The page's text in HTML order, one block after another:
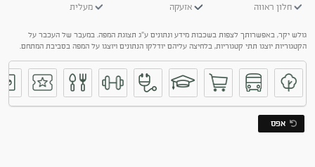
חלון ראווה
אזעקה מעלית
גולש יקר, באפשרותך לצפות בשכבות מידע ונתונים ע"ג תצוגת המפה. במעבר של העכבר על
הקטגוריות יוצגו תתי קטגוריות, בלחיצה עליהם יודלקו הנתונים ויוצגו על המפה בסביבת המתחם.
אפס